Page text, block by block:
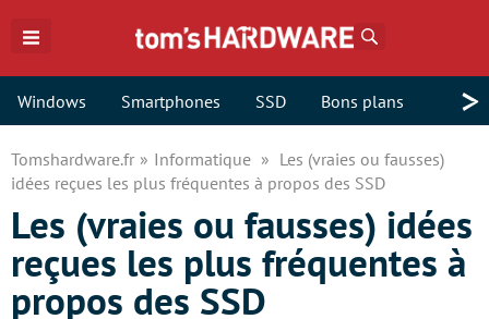
Windows Smartphones SSD Bons plans >
Tomshardware.fr Informatique
Les (vraies ou fausses)
idées reçues les plus fréquentes à propos des SSD
Les (vraies ou fausses) idées
reçues les plus fréquentes à
propos des SSD